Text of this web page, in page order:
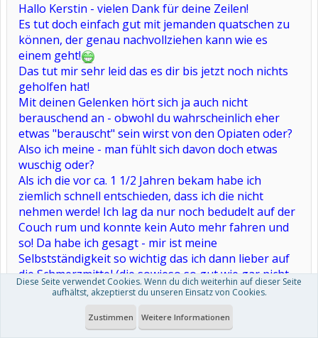
Hallo Kerstin - vielen Dank für deine Zeilen!
Es tut doch einfach gut mit jemanden quatschen zu
können, der genau nachvollziehen kann wie es
einem geht!
Das tut mir sehr leid das es dir bis jetzt noch nichts
geholfen hat!
Mit deinen Gelenken hört sich ja auch nicht
berauschend an - obwohl du wahrscheinlich eher
etwas "berauscht" sein wirst von den Opiaten oder?
Also ich meine - man fühlt sich davon doch etwas
wuschig oder?
Als ich die vor ca. 1 1/2 Jahren bekam habe ich
ziemlich schnell entschieden, dass ich die nicht
nehmen werde! Ich lag da nur noch bedudelt auf der
Couch rum und konnte kein Auto mehr fahren und
so! Da habe ich gesagt - mir ist meine
Selbstständigkeit so wichtig das ich dann lieber auf
die Schmerzmittel (die sowieso so gut wie gar nicht
geholfen haben) verzichte!Vorher hatte ich
Körper beförderte es auf dem schnellsten Weg
Diese Seite verwendet Cookies. Wenn du dich weiterhin auf dieser Seite
aufhältst, akzeptierst du unseren Einsatz von Cookies.
Zustimmen Weitere Informationen